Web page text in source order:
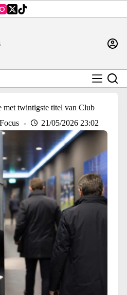
met twintigste titel van Club
21/05/2026 23:02